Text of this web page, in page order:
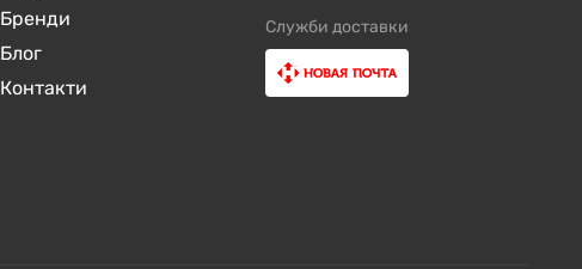
Бренди
Блог
Контакти
Служби доставки